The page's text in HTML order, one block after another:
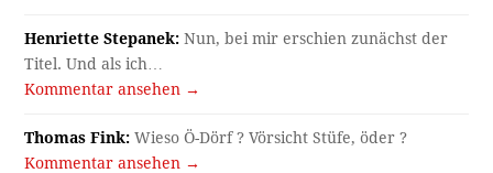
Henriette Stepanek: Nun, bei mir erschien zunächst der
Titel. Und als ich…
Kommentar ansehen →
Thomas Fink: Wieso Ö-Dörf ? Vörsicht Stüfe, öder ?
Kommentar ansehen →